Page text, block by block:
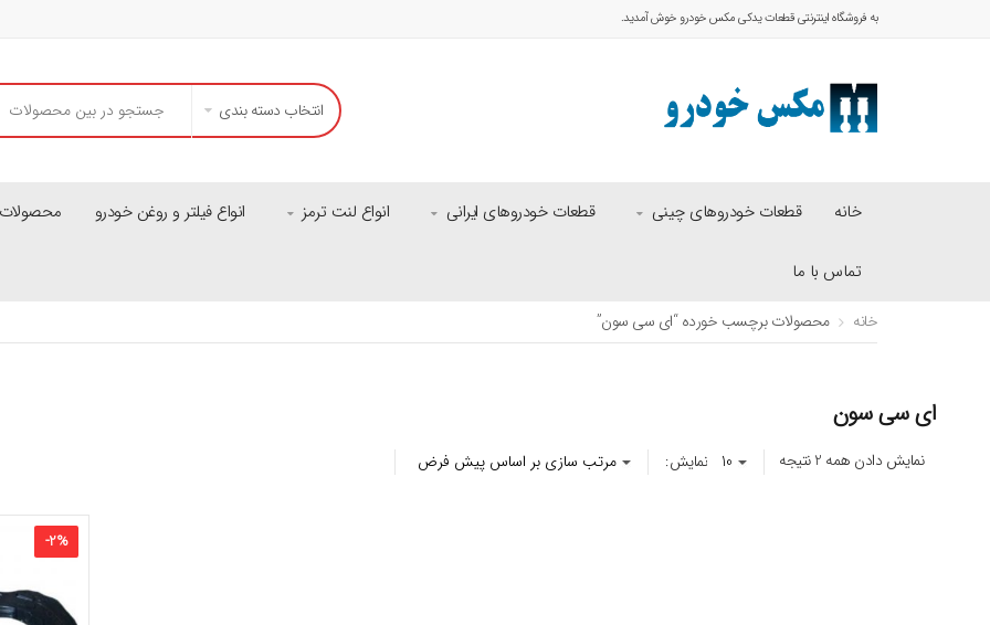
به فروشگاه اینترنتی قطعات یدکی مکس خودرو خوش آمدید.
انتخاب دسته بندی
خانه قطعات خودروهای چینی قطعات خودروهای ایرانی انواع لنت ترمز انواع فیلتر و روغن خودرو محصولات
تماس با ما
خانه محصولات برچسب خورده “ای سی سون”
ای سی سون
نمایش دادن همه 2 نتیجه نمایش:
-2%